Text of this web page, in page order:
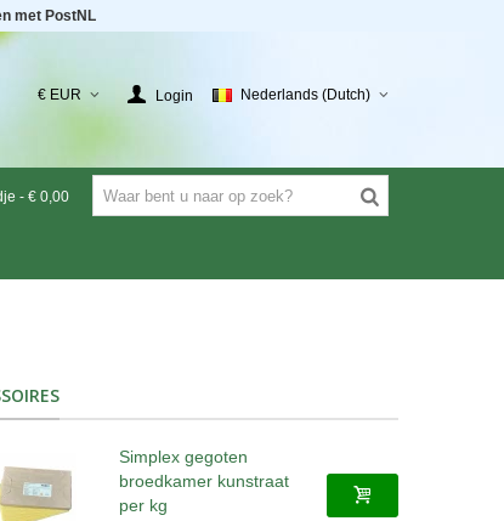
met PostNL
€ EUR Login Nederlands (Dutch)
- € 0,00
Simplex gegoten
broedkamer kunstraat
per kg